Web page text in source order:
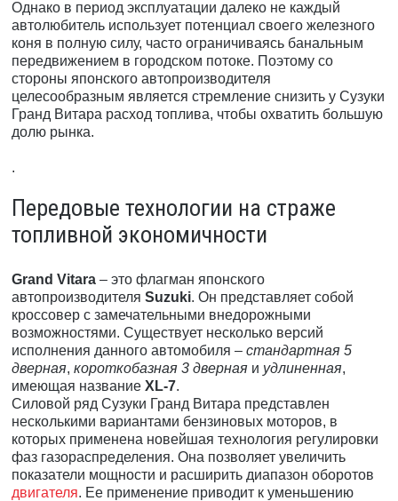
Однако в период эксплуатации далеко не каждый
автолюбитель использует потенциал своего железного
коня в полную силу, часто ограничиваясь банальным
передвижением в городском потоке. Поэтому со
стороны японского автопроизводителя
целесообразным является стремление снизить у Сузуки
Гранд Витара расход топлива, чтобы охватить большую
долю рынка.
.
Передовые технологии на страже
топливной экономичности
Grand Vitara – это флагман японского
автопроизводителяSuzuki. Он представляет собой
кроссовер с замечательными внедорожными
возможностями. Существует несколько версий
исполнения данного автомобиля –стандартная 5
дверная,короткобазная 3 дверная и удлиненная,
имеющая названиеXL-7.
Силовой ряд Сузуки Гранд Витара представлен
несколькими вариантами бензиновых моторов, в
которых применена новейшая технология регулировки
фаз газораспределения. Она позволяет увеличить
показатели мощности и расширить диапазон оборотов
двигателя. Ее применение приводит к уменьшению